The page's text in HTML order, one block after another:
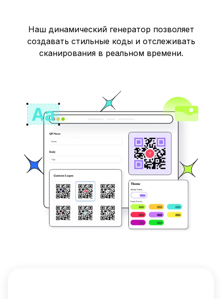
Наш динамический генератор позволяет
создавать стильные коды и отслеживать
сканирования в реальном времени.